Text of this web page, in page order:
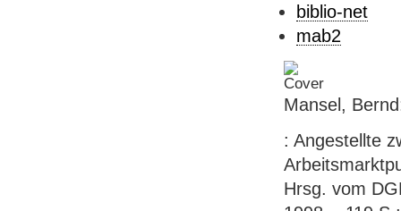
biblio-net
mab2
Mansel,
: Angestellte
Hrsg. vom